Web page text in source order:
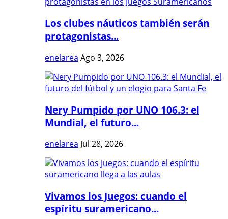
Los clubes náuticos también serán
protagonistas...
enelarea Ago 3, 2026
Nery Pumpido por UNO 106.3: el
Mundial, el futuro...
enelarea Jul 28, 2026
Vivamos los Juegos: cuando el
espíritu suramericano...